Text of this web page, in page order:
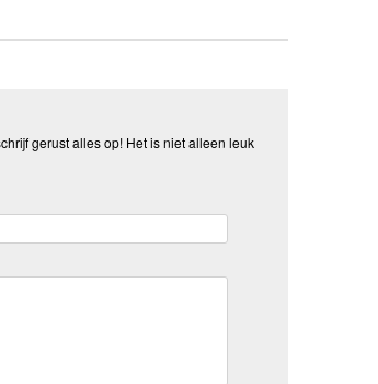
gerust alles op! Het is niet alleen leuk